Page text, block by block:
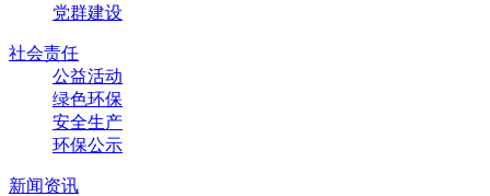
党群建设
社会责任
公益活动
绿色环保
安全生产
环保公示
新闻资讯